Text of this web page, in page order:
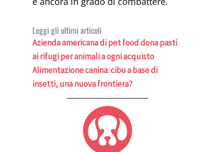
Leggi gli ultimi articoli
Azienda americana di pet food dona pasti
ai rifugi per animali a ogni acquisto
Alimentazione canina: cibo a base di
insetti, una nuova frontiera?